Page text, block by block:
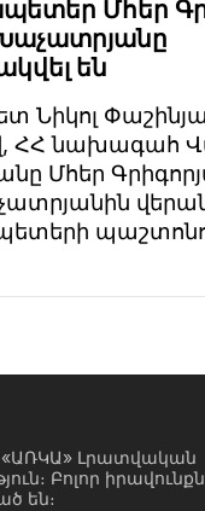
Մհեր
են
Նիկոլ
ՀՀ նախագահ
Մհեր
«ԱՌԿԱ» Լրատվական
Բոլոր
են։